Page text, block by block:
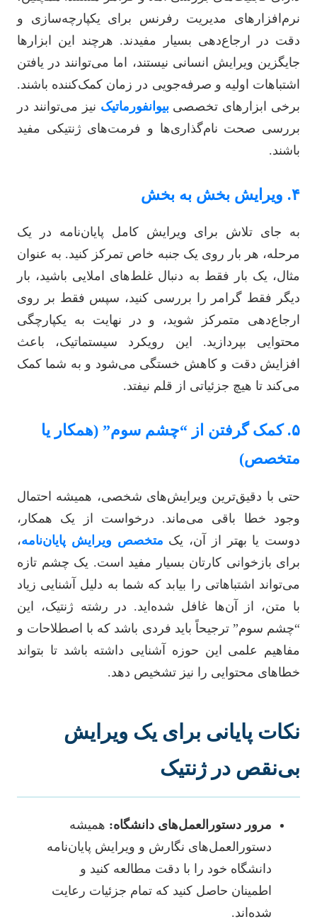
نرم‌افزارهای مدیریت رفرنس برای یکپارچه‌سازی و
دقت در ارجاع‌دهی بسیار مفیدند. هرچند این ابزارها
جایگزین ویرایش انسانی نیستند، اما می‌توانند در یافتن
اشتباهات اولیه و صرفه‌جویی در زمان کمک‌کننده باشند.
برخی ابزارهای تخصصیبیوانفورماتیکنیز می‌توانند در
بررسی صحت نام‌گذاری‌ها و فرمت‌های ژنتیکی مفید
باشند.
به جای تلاش برای ویرایش کامل پایان‌نامه در یک
مرحله، هر بار روی یک جنبه خاص تمرکز کنید. به عنوان
مثال، یک بار فقط به دنبال غلط‌های املایی باشید، بار
دیگر فقط گرامر را بررسی کنید، سپس فقط بر روی
ارجاع‌دهی متمرکز شوید، و در نهایت به یکپارچگی
محتوایی بپردازید. این رویکرد سیستماتیک، باعث
افزایش دقت و کاهش خستگی می‌شود و به شما کمک
می‌کند تا هیچ جزئیاتی از قلم نیفتد.
۵. کمک گرفتن از “چشم سوم” (همکار یا
متخصص)
حتی با دقیق‌ترین ویرایش‌های شخصی، همیشه احتمال
وجود خطا باقی می‌ماند. درخواست از یک همکار،
دوست یا بهتر از آن، یکمتخصص ویرایش پایان‌نامه،
برای بازخوانی کارتان بسیار مفید است. یک چشم تازه
می‌تواند اشتباهاتی را بیابد که شما به دلیل آشنایی زیاد
با متن، از آن‌ها غافل شده‌اید. در رشته ژنتیک، این
“چشم سوم” ترجیحاً باید فردی باشد که با اصطلاحات و
مفاهیم علمی این حوزه آشنایی داشته باشد تا بتواند
خطاهای محتوایی را نیز تشخیص دهد.
نکات پایانی برای یک ویرایش
بی‌نقص در ژنتیک
مرور دستورالعمل‌های دانشگاه:همیشه
دستورالعمل‌های نگارش و ویرایش پایان‌نامه
دانشگاه خود را با دقت مطالعه کنید و
اطمینان حاصل کنید که تمام جزئیات رعایت
شده‌اند.